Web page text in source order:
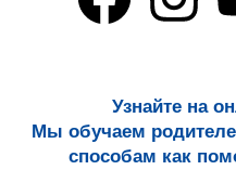
Узнайте на
Мы обучаем
способам как